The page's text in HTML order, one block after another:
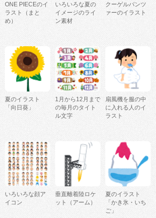
ONE PIECEのイ
ラスト（まと
め）
いろいろな夏の
イメージのライ
ン素材
クーゲルパンツ
ァーのイラスト
夏のイラスト
「向日葵」
1月から12月まで
の毎月のタイト
ル文字
扇風機を服の中
に入れる人のイ
ラスト
いろいろな顔ア
イコン
垂直離着陸ロケ
ット（アーム）
夏のイラスト
「かき氷・いち
ご」